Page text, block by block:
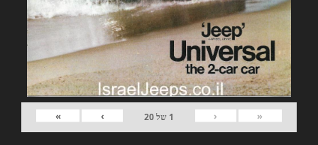
«
‹
1 של20
›
»